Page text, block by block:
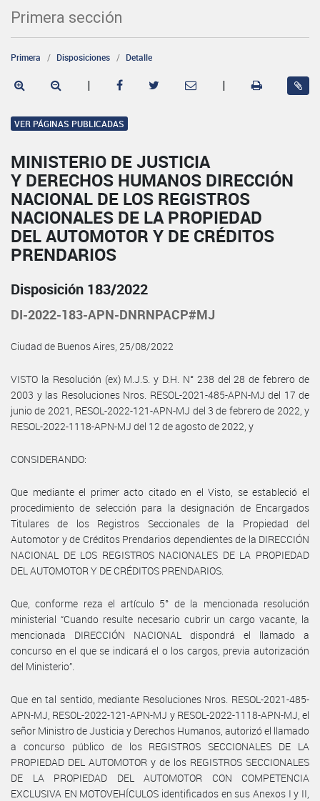
Primera sección
Primera Disposiciones Detalle
| |
VER PÁGINAS PUBLICADAS
MINISTERIO DE JUSTICIA
Y DERECHOS HUMANOS DIRECCIÓN
NACIONAL DE LOS REGISTROS
NACIONALES DE LA PROPIEDAD
DEL AUTOMOTOR Y DE CRÉDITOS
PRENDARIOS
Disposición 183/2022
DI-2022-183-APN-DNRNPACP#MJ
Ciudad de Buenos Aires, 25/08/2022
VISTO la Resolución (ex) M.J.S. y D.H. N° 238 del 28 de febrero de
2003 y las Resoluciones Nros. RESOL-2021-485-APN-MJ del 17 de
junio de 2021, RESOL-2022-121-APN-MJ del 3 de febrero de 2022, y
RESOL-2022-1118-APN-MJ del 12 de agosto de 2022, y
CONSIDERANDO:
Que mediante el primer acto citado en el Visto, se estableció el
procedimiento de selección para la designación de Encargados
Titulares de los Registros Seccionales de la Propiedad del
Automotor y de Créditos Prendarios dependientes de la DIRECCIÓN
NACIONAL DE LOS REGISTROS NACIONALES DE LA PROPIEDAD
DEL AUTOMOTOR Y DE CRÉDITOS PRENDARIOS.
Que, conforme reza el artículo 5° de la mencionada resolución
ministerial “Cuando resulte necesario cubrir un cargo vacante, la
mencionada DIRECCIÓN NACIONAL dispondrá el llamado a
concurso en el que se indicará el o los cargos, previa autorización
del Ministerio”.
Que en tal sentido, mediante Resoluciones Nros. RESOL-2021-485-
APN-MJ, RESOL-2022-121-APN-MJ y RESOL-2022-1118-APN-MJ, el
señor Ministro de Justicia y Derechos Humanos, autorizó el llamado
a concurso público de los REGISTROS SECCIONALES DE LA
PROPIEDAD DEL AUTOMOTOR y de los REGISTROS SECCIONALES
DE LA PROPIEDAD DEL AUTOMOTOR CON COMPETENCIA
EXCLUSIVA EN MOTOVEHÍCULOS identificados en sus Anexos I y II,